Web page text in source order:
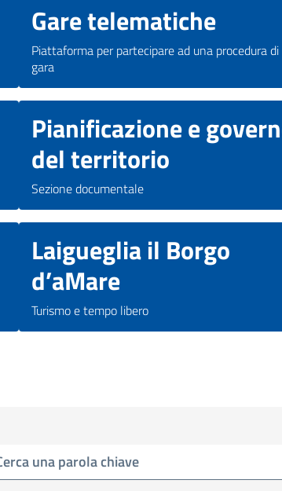
Gare telematiche
Piattaforma per partecipare ad una procedura di
gara
Pianificazione e
del territorio
Sezione documentale
Laigueglia il Borgo
d’aMare
Turismo e tempo libero